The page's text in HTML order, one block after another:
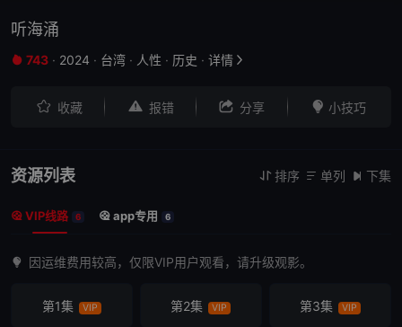
听海涌
 743 · 2024 · 台湾 · 人性 · 历史 · 详情 
 收藏  报错  分享  小技巧
资源列表  排序  单列  下集
 VIP线路 6  app专用 6
因运维费用较高，仅限VIP用户观看，请升级观影。
第1集 VIP 第2集 VIP 第3集 VIP